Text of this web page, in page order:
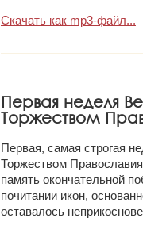
Скачать как mp3-файл...
Первая неделя
Торжеством
Первая, самая строгая
Торжеством
память окончательной
почитании икон,
оставалось